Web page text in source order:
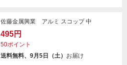
佐藤金属興業 アルミ スコップ 中
495円
50ポイント
送料無料、9月5日（土） お届け